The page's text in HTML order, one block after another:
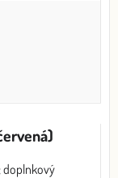
doplnkový